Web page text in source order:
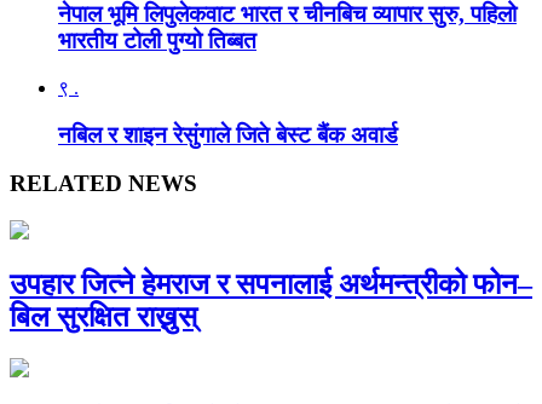
नेपाल भूमि लिपुलेकवाट भारत र चीनबिच व्यापार सुरु, पहिलो
भारतीय टोली पुग्यो तिब्बत
९ .
नबिल र शाइन रेसुंगाले जिते बेस्ट बैंक अवार्ड
RELATED NEWS
उपहार जित्ने हेमराज र सपनालाई अर्थमन्त्रीको फोन–
बिल सुरक्षित राख्नुस्